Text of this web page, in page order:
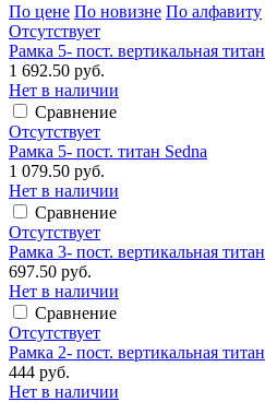
По цене По новизне По алфавиту
Отсутствует
Рамка 5- пост. вертикальная
1 692.50 руб.
Нет в наличии
Сравнение
Отсутствует
Рамка 5- пост. титан Sedna
1 079.50 руб.
Нет в наличии
Сравнение
Отсутствует
Рамка 3- пост. вертикальная
697.50 руб.
Нет в наличии
Сравнение
Отсутствует
Рамка 2- пост. вертикальная
444 руб.
Нет в наличии